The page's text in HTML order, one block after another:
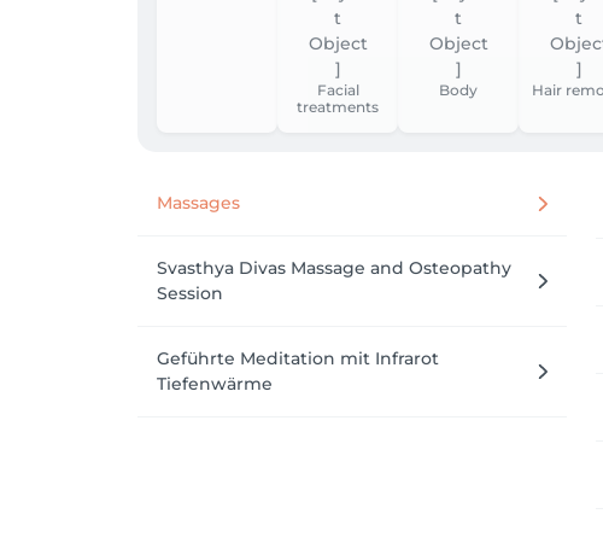
Facial
treatments
Body Hair
Massages
Svasthya Divas Massage and Osteopathy
Session
Geführte Meditation mit Infrarot
Tiefenwärme